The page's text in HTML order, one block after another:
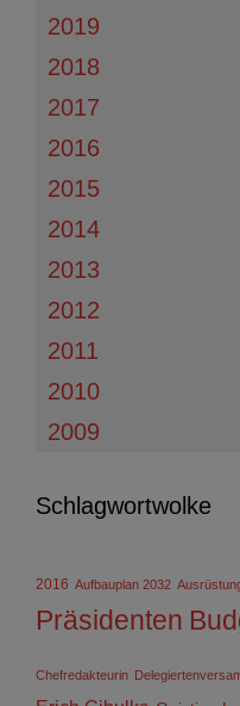
2019
2018
2017
2016
2015
2014
2013
2012
2011
2010
2009
Schlagwortwolke
2016 Aufbauplan 2032
Präsidenten
Chefredakteurin